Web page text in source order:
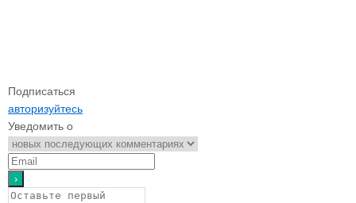
Подписаться
авторизуйтесь
Уведомить о